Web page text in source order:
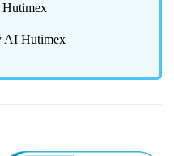
Hutimex
AI Hutimex